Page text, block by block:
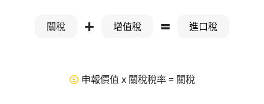
關稅 + 增值稅 = 進口稅
申報價值 x 關稅稅率 = 關稅